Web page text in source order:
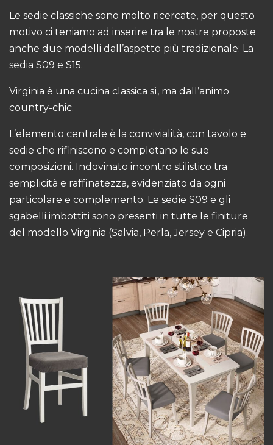
Le sedie classiche sono molto ricercate, per questo
motivo ci teniamo ad inserire tra le nostre proposte
anche due modelli dall’aspetto più tradizionale: La
sedia S09 e S15.
Virginia è una cucina classica sì, ma dall’animo
country-chic.
L’elemento centrale è la convivialità, con tavolo e
sedie che rifiniscono e completano le sue
composizioni. Indovinato incontro stilistico tra
semplicità e raffinatezza, evidenziato da ogni
particolare e complemento. Le sedie S09 e gli
sgabelli imbottiti sono presenti in tutte le finiture
del modello Virginia (Salvia, Perla, Jersey e Cipria).